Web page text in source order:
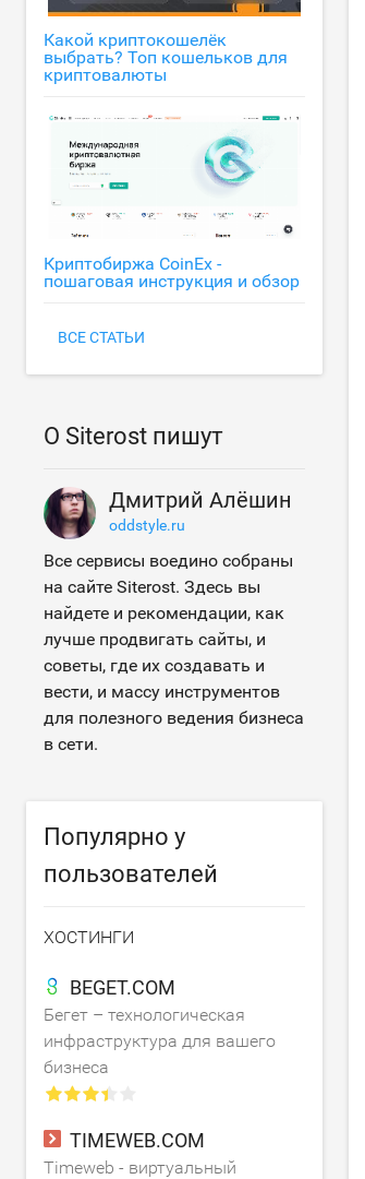
Какой криптокошелёк
выбрать? Топ кошельков для
криптовалюты
Криптобиржа CoinEx -
пошаговая инструкция и обзор
ВСЕ СТАТЬИ
О Siterost пишут
Дмитрий Алёшин
oddstyle.ru
Все сервисы воедино собраны
на сайте Siterost. Здесь вы
найдете и рекомендации, как
лучше продвигать сайты, и
советы, где их создавать и
вести, и массу инструментов
для полезного ведения бизнеса
в сети.
Популярно у
пользователей
ХОСТИНГИ
BEGET.COM
Бегет – технологическая
инфраструктура для вашего
бизнеса
TIMEWEB.COM
Timeweb - виртуальный